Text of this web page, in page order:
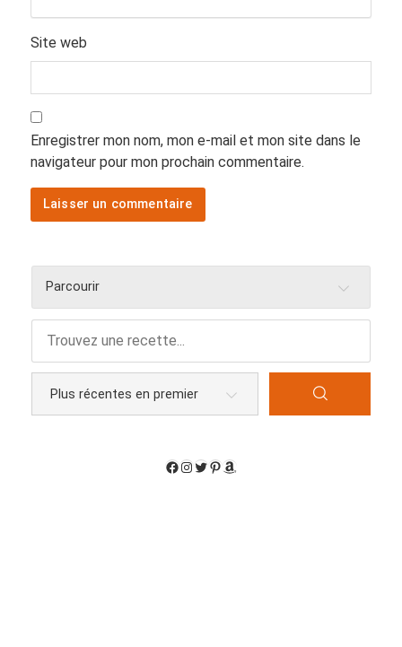
Site web
Enregistrer mon nom, mon e-mail et mon site dans le
navigateur pour mon prochain commentaire.
Parcourir